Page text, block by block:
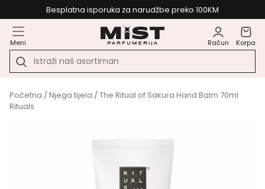
Besplatna isporuka za narudžbe preko 100KM
Meni Račun Korpa
Početna /Njega tijela / The Ritual of Sakura Hand Balm 70ml
Rituals